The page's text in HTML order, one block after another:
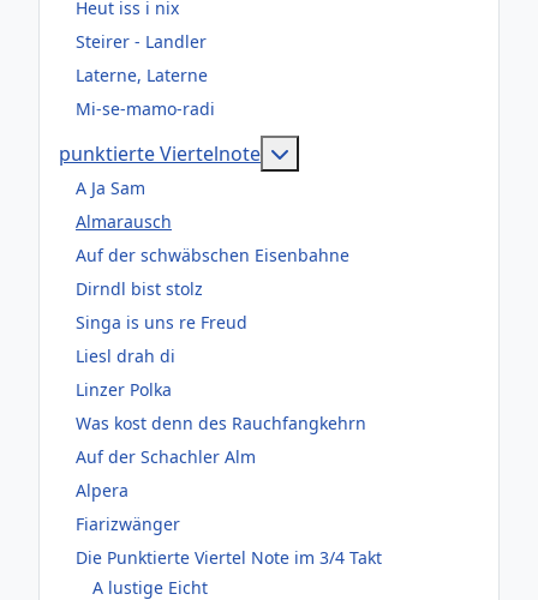
Heut iss i nix
Steirer - Landler
Laterne, Laterne
Mi-se-mamo-radi
punktierte Viertelnote
A Ja Sam
Almarausch
Auf der schwäbschen Eisenbahne
Dirndl bist stolz
Singa is uns re Freud
Liesl drah di
Linzer Polka
Was kost denn des Rauchfangkehrn
Auf der Schachler Alm
Alpera
Fiarizwänger
Die Punktierte Viertel Note im 3/4 Takt
A lustige Eicht